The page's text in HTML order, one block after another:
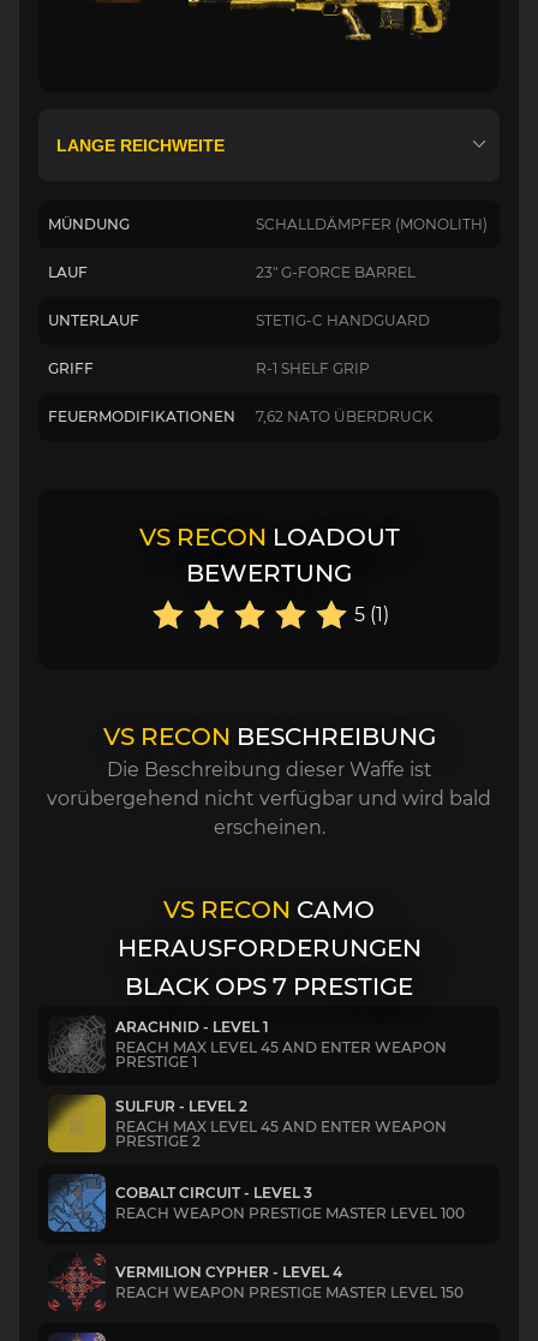
MÜNDUNG SCHALLDÄMPFER (MONOLITH)
LAUF 23" G-FORCE BARREL
UNTERLAUF STETIG-C HANDGUARD
GRIFF R-1 SHELF GRIP
FEUERMODIFIKATIONEN 7,62 NATO ÜBERDRUCK
VS RECON LOADOUT
BEWERTUNG
5 (1)
VS RECON BESCHREIBUNG
Die Beschreibung dieser Waffe ist
vorübergehend nicht verfügbar und wird bald
erscheinen.
VS RECON CAMO
HERAUSFORDERUNGEN
BLACK OPS 7 PRESTIGE
ARACHNID - LEVEL 1
REACH MAX LEVEL 45 AND ENTER WEAPON
PRESTIGE 1
SULFUR - LEVEL 2
REACH MAX LEVEL 45 AND ENTER WEAPON
PRESTIGE 2
COBALT CIRCUIT - LEVEL 3
REACH WEAPON PRESTIGE MASTER LEVEL 100
VERMILION CYPHER - LEVEL 4
REACH WEAPON PRESTIGE MASTER LEVEL 150